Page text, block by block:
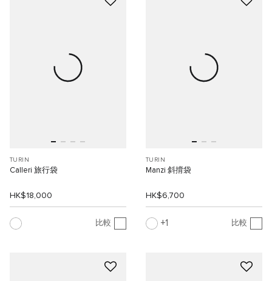
TURIN
Calleri 旅行袋
HK$18,000
比較
TURIN
Manzi 斜揹袋
HK$6,700
1 比較